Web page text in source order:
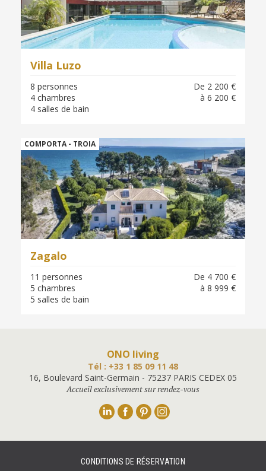
Villa Luzo
De 2 200 €
à 6 200 €
8 personnes
4 chambres
4 salles de bain
COMPORTA - TROIA
Zagalo
De 4 700 €
à 8 999 €
11 personnes
5 chambres
5 salles de bain
ONO living
Tél : +33 1 85 09 11 48
16, Boulevard Saint-Germain - 75237 PARIS CEDEX 05
Accueil exclusivement sur rendez-vous
Linkedin
CONDITIONS DE RÉSERVATION